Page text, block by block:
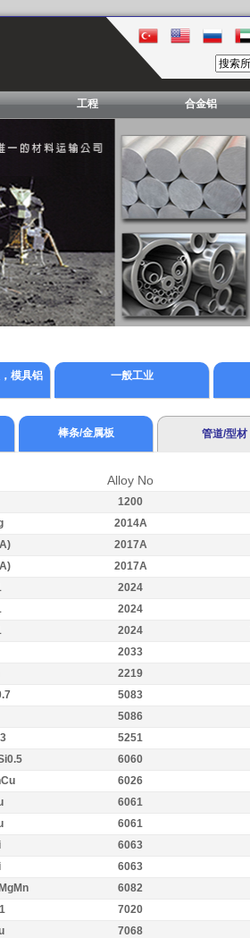
工程 合金铝
模具铝 一般工业
棒条/金属板 管道/型材
Alloy No
1200
2014A
2017A
2017A
2024
2024
2024
2033
2219
5083
5086
5251
6060
6026
6061
6061
6063
6063
6082
7020
7068